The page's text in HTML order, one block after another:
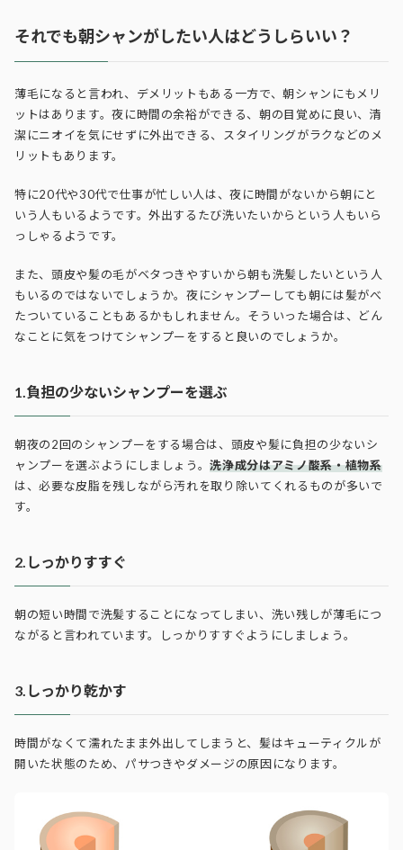
それでも朝シャンがしたい人はどうしらいい？
薄毛になると言われ、デメリットもある一方で、朝シャンにもメリ
ットはあります。夜に時間の余裕ができる、朝の目覚めに良い、清
潔にニオイを気にせずに外出できる、スタイリングがラクなどのメ
リットもあります。
特に20代や30代で仕事が忙しい人は、夜に時間がないから朝にと
いう人もいるようです。外出するたび洗いたいからという人もいら
っしゃるようです。
また、頭皮や髪の毛がベタつきやすいから朝も洗髪したいという人
もいるのではないでしょうか。夜にシャンプーしても朝には髪がべ
たついていることもあるかもしれません。そういった場合は、どん
なことに気をつけてシャンプーをすると良いのでしょうか。
1.負担の少ないシャンプーを選ぶ
朝夜の2回のシャンプーをする場合は、頭皮や髪に負担の少ないシ
ャンプーを選ぶようにしましょう。洗浄成分はアミノ酸系・植物系
は、必要な皮脂を残しながら汚れを取り除いてくれるものが多いで
す。
2.しっかりすすぐ
朝の短い時間で洗髪することになってしまい、洗い残しが薄毛につ
ながると言われています。しっかりすすぐようにしましょう。
3.しっかり乾かす
時間がなくて濡れたまま外出してしまうと、髪はキューティクルが
開いた状態のため、パサつきやダメージの原因になります。